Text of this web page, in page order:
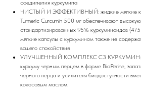
соединения куркумина
ЧИСТЫЙ И ЭФФЕКТИВНЫЙ: жидкие мягкие
Turmeric Curcumin 500 мг обеспечивают
стандартизированных 95% куркуминоидов
мягкие капсулы с куркумином также не
вашего спокойствия
УЛУЧШЕННЫЙ КОМПЛЕКС C3 КУРКУМИН:
куркуму черным перцем в форме BioPerine,
черного перца и усилителя биодоступности
кокосовым маслом.